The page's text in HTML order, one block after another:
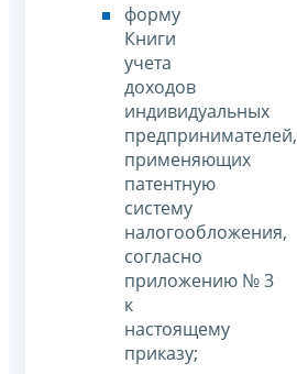
форму
Книги
учета
доходов
индивидуальных
предпринимателей,
применяющих
патентную
систему
налогообложения,
согласно
приложению № 3
к
настоящему
приказу;